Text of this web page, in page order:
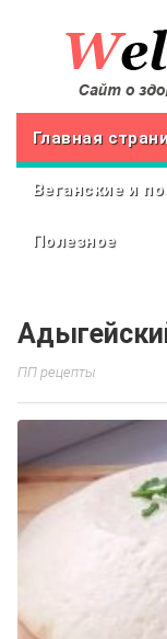
Главная
Веганские и
Полезное
ПП рецепты